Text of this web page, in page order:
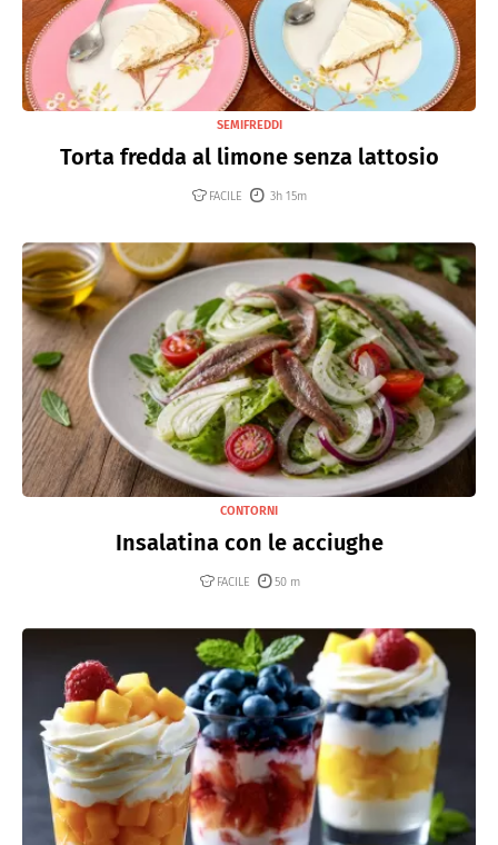
SEMIFREDDI
Torta fredda al limone senza lattosio
FACILE 3h 15m
CONTORNI
Insalatina con le acciughe
FACILE 50 m